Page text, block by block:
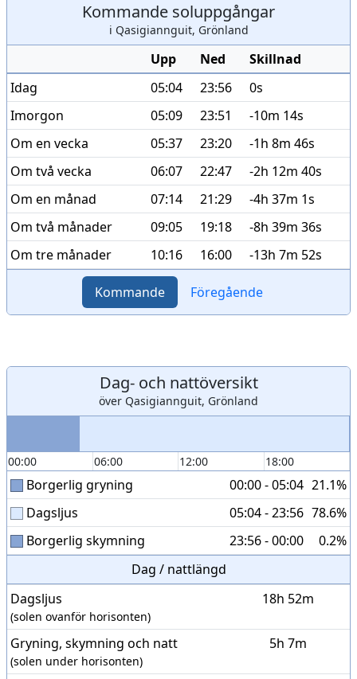
Kommande soluppgångar
i Qasigiannguit, Grönland
Upp Ned
Skillnad
Idag
05:04 23:56
0s
Imorgon
05:09 23:51
-10m 14s
Om en vecka
05:37 23:20
-1h 8m 46s
Om två vecka
06:07 22:47
-2h 12m 40s
Om en månad
07:14 21:29
-4h 37m 1s
Om två månader
09:05 19:18
-8h 39m 36s
Om tre månader
10:16 16:00 -13h 7m 52s
Kommande Föregående
Dag- och nattöversikt
över Qasigiannguit, Grönland
00:00 06:00 12:00 18:00
Borgerlig gryning 00:00 - 05:04 21.1%
Dagsljus
05:04 - 23:56 78.6%
Borgerlig skymning
23:56 - 00:00
0.2%
Dag / nattlängd
Dagsljus
(solen ovanför horisonten)
18h 52m
Gryning, skymning och natt
(solen under horisonten)
5h 7m